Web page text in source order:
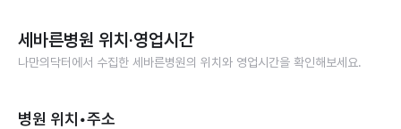
세바른병원 위치·영업시간
나만의닥터에서 수집한 세바른병원의 위치와 영업시간을 확인해보세요.
병원 위치•주소